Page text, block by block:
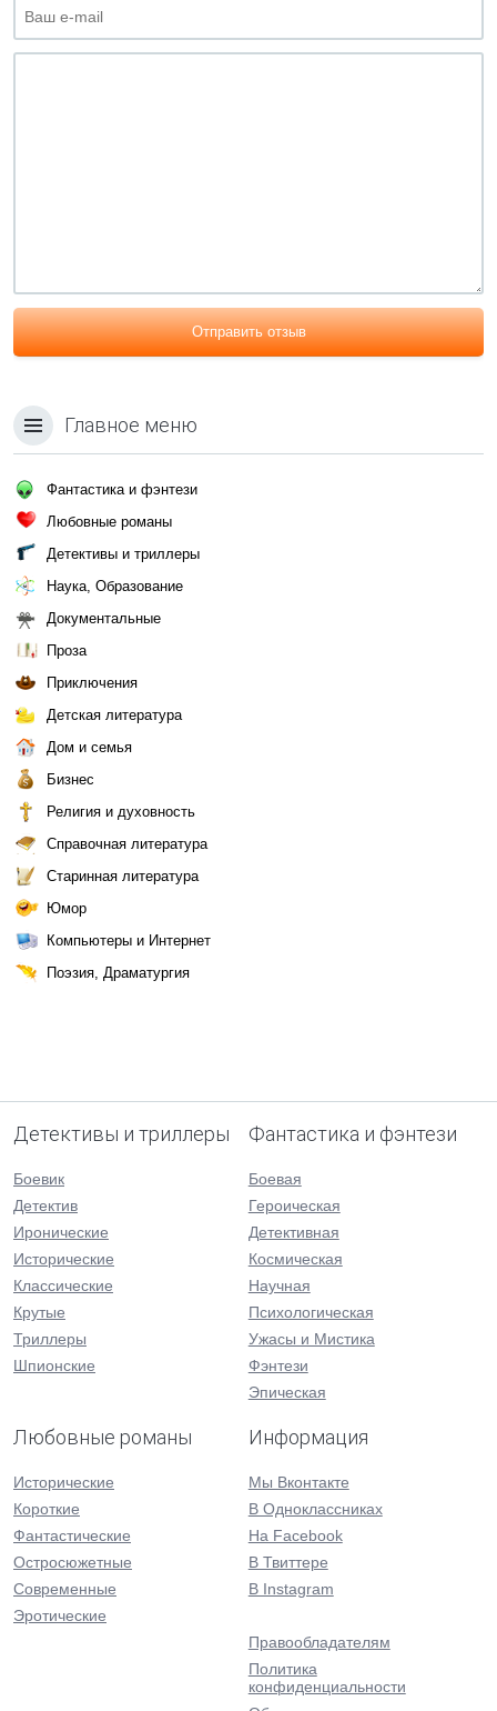
Отправить отзыв
Главное меню
Фантастика и фэнтези
Любовные романы
Детективы и триллеры
Наука, Образование
Документальные
Проза
Приключения
Детская литература
Дом и семья
Бизнес
Религия и духовность
Справочная литература
Старинная литература
Юмор
Компьютеры и Интернет
Поэзия, Драматургия
Детективы и триллеры
Боевик
Детектив
Иронические
Исторические
Классические
Крутые
Триллеры
Шпионские
Фантастика и фэнтези
Боевая
Героическая
Детективная
Космическая
Научная
Психологическая
Ужасы и Мистика
Фэнтези
Эпическая
Любовные романы
Исторические
Короткие
Фантастические
Остросюжетные
Современные
Эротические
Информация
Мы Вконтакте
В Одноклассниках
На Facebook
В Твиттере
В Instagram
Правообладателям
Политика
конфиденциальности